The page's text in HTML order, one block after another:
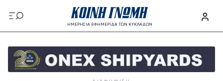
προς
το
περιεχόμενο
ΗΜΕΡΗΣΙΑ ΕΦΗΜΕΡΙΔΑ ΤΩΝ ΚΥΚΛΑΔΩΝ
προς
κυρίως